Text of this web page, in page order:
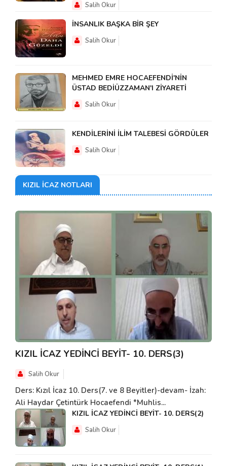
Salih Okur
İNSANLIK BAŞKA BİR ŞEY
Salih Okur
MEHMED EMRE HOCAEFENDİ'NİN
ÜSTAD BEDİÜZZAMAN'I ZİYARETİ
Salih Okur
KENDİLERİNİ İLİM TALEBESİ GÖRDÜLER
Salih Okur
KIZIL İCAZ NOTLARI
KIZIL İCAZ YEDİNCİ BEYİT- 10. DERS(3)
Salih Okur
Ders: Kızıl İcaz 10. Ders(7. ve 8 Beyitler)-devam- İzah:
Ali Haydar Çetintürk Hocaefendi *Muhlis...
KIZIL İCAZ YEDİNCİ BEYİT- 10. DERS(2)
Salih Okur